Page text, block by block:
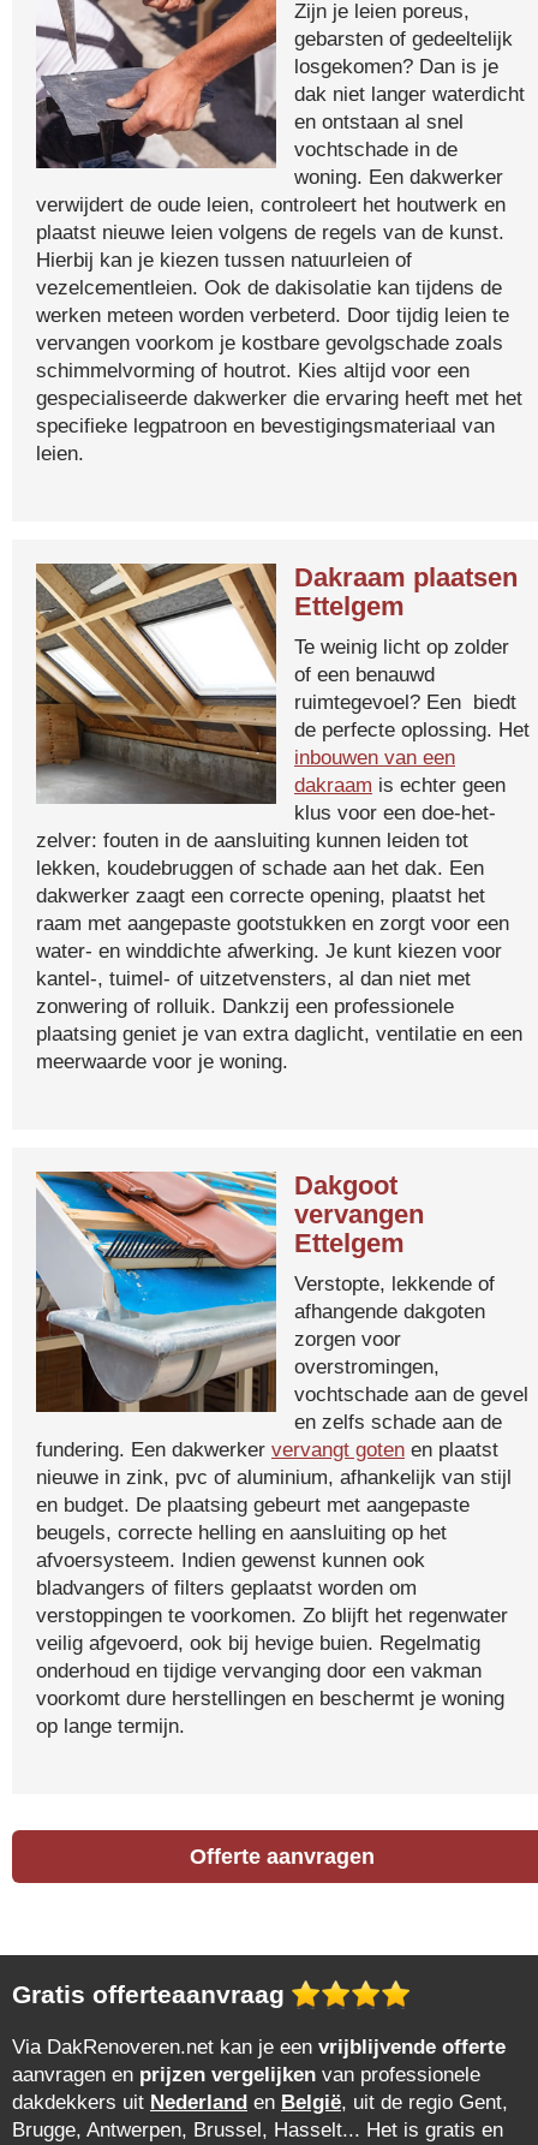
Zijn je leien poreus,
gebarsten of gedeeltelijk
losgekomen? Dan is je
dak niet langer waterdicht
en ontstaan al snel
vochtschade in de
woning. Een dakwerker
verwijdert de oude leien, controleert het houtwerk en
plaatst nieuwe leien volgens de regels van de kunst.
Hierbij kan je kiezen tussen natuurleien of
vezelcementleien. Ook de dakisolatie kan tijdens de
werken meteen worden verbeterd. Door tijdig leien te
vervangen voorkom je kostbare gevolgschade zoals
schimmelvorming of houtrot. Kies altijd voor een
gespecialiseerde dakwerker die ervaring heeft met het
specifieke legpatroon en bevestigingsmateriaal van
leien.
Dakraam plaatsen
Ettelgem
Te weinig licht op zolder
of een benauwd
ruimtegevoel? Een biedt
de perfecte oplossing. Het
inbouwen van een
dakraam is echter geen
klus voor een doe-het-
zelver: fouten in de aansluiting kunnen leiden tot
lekken, koudebruggen of schade aan het dak. Een
dakwerker zaagt een correcte opening, plaatst het
raam met aangepaste gootstukken en zorgt voor een
water- en winddichte afwerking. Je kunt kiezen voor
kantel-, tuimel- of uitzetvensters, al dan niet met
zonwering of rolluik. Dankzij een professionele
plaatsing geniet je van extra daglicht, ventilatie en een
meerwaarde voor je woning.
Dakgoot
vervangen
Ettelgem
Verstopte, lekkende of
afhangende dakgoten
zorgen voor
overstromingen,
vochtschade aan de gevel
en zelfs schade aan de
fundering. Een dakwerker vervangt goten en plaatst
nieuwe in zink, pvc of aluminium, afhankelijk van stijl
en budget. De plaatsing gebeurt met aangepaste
beugels, correcte helling en aansluiting op het
afvoersysteem. Indien gewenst kunnen ook
bladvangers of filters geplaatst worden om
verstoppingen te voorkomen. Zo blijft het regenwater
veilig afgevoerd, ook bij hevige buien. Regelmatig
onderhoud en tijdige vervanging door een vakman
voorkomt dure herstellingen en beschermt je woning
op lange termijn.
Offerte aanvragen
Gratis offerteaanvraag
Via DakRenoveren.net kan je een vrijblijvende offerte
aanvragen en prijzen vergelijken van professionele
dakdekkers uit Nederland en België, uit de regio Gent,
Brugge, Antwerpen, Brussel, Hasselt... Het is gratis en